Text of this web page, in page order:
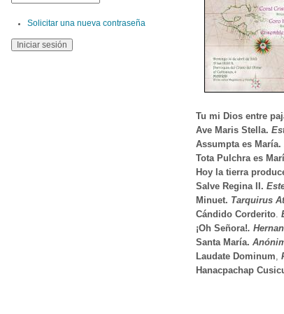
Tu mi Dios entre
Ave Maris Stella.
Assumpta es María.
Tota Pulchra es
Hoy la tierra
Salve Regina II.
Minuet. Tarquirus
Cándido Corderito
¡Oh Señora!.
Santa María.
Laudate Dominum
Hanacpachap
Solicitar una nueva contraseña